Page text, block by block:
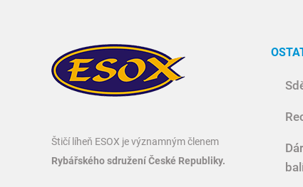
Štičí líheň ESOX je významným členem
Rybářského sdružení České Republiky.